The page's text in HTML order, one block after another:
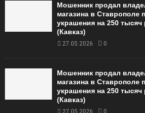
Мошенник продал
магазина в Ставрополе
украшения на 250
(Кавказ)
27.05.2026 0
Мошенник продал
магазина в Ставрополе
украшения на 250
(Кавказ)
27.05.2026 0